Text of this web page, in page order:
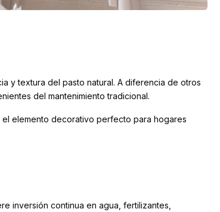
y textura del pasto natural. A diferencia de otros
del mantenimiento tradicional.
elemento decorativo perfecto para hogares
inversión continua en agua, fertilizantes,